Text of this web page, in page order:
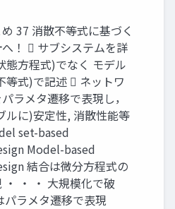
37 消散不等式に基づく
！  サブシステムを詳
態方程式)でなく モデル
等式)で記述  ネットワ
ラメタ遷移で表現し，
ルに)安定性, 消散性能等
set-based
Model-based
結合は微分方程式の
・ ・ ・ 大規模化で破
ラメタ遷移で表現